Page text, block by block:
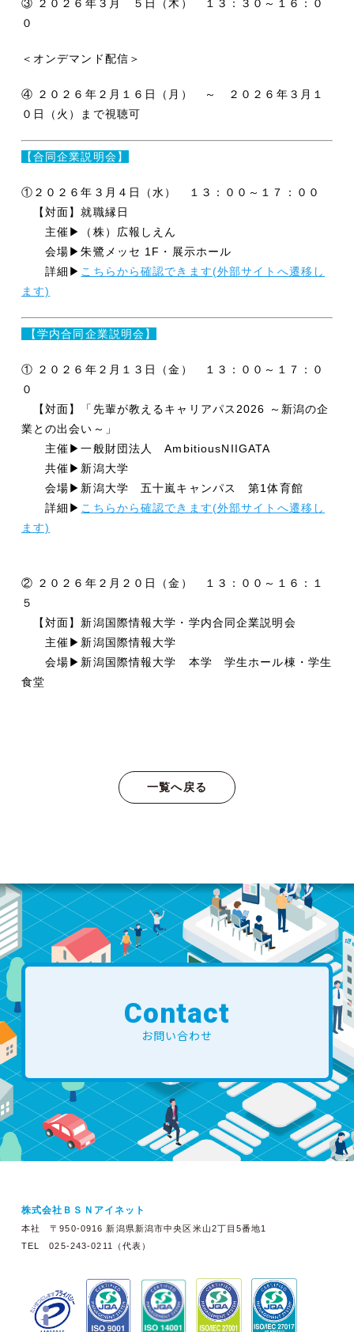
③ ２０２６年３月 ５日（木） １３：３０～１６：０
０
＜オンデマンド配信＞
④ ２０２６年２月１６日（月） ～ ２０２６年３月１
０日（火）まで視聴可
【合同企業説明会】
①２０２６年３月４日（水） １３：００～１７：００
【対面】就職縁日
主催▶（株）広報しえん
会場▶朱鷺メッセ 1F・展示ホール
詳細▶ こちらから確認できます(外部サイトへ遷移し
ます)
【学内合同企業説明会】
① ２０２６年２月１３日（金） １３：００～１７：０
０
【対面】「先輩が教えるキャリアパス2026 ～新潟の企
業との出会い～」
主催▶一般財団法人 AmbitiousNIIGATA
共催▶新潟大学
会場▶新潟大学 五十嵐キャンパス 第1体育館
詳細▶ こちらから確認できます(外部サイトへ遷移し
ます)
② ２０２６年２月２０日（金） １３：００～１６：１
５
【対面】新潟国際情報大学・学内合同企業説明会
主催▶新潟国際情報大学
会場▶新潟国際情報大学 本学 学生ホール棟・学生
食堂
一覧へ戻る
Contact
お問い合わせ
株式会社ＢＳＮアイネット
本社 〒950-0916 新潟県新潟市中央区米山2丁目5番地1
TEL 025-243-0211（代表）